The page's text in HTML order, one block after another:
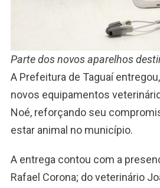
Parte dos novos aparelhos
A Prefeitura de Taguaí
novos equipamentos
Noé, reforçando seu
estar animal no município.
A entrega contou com a
Rafael Corona; do veterinário